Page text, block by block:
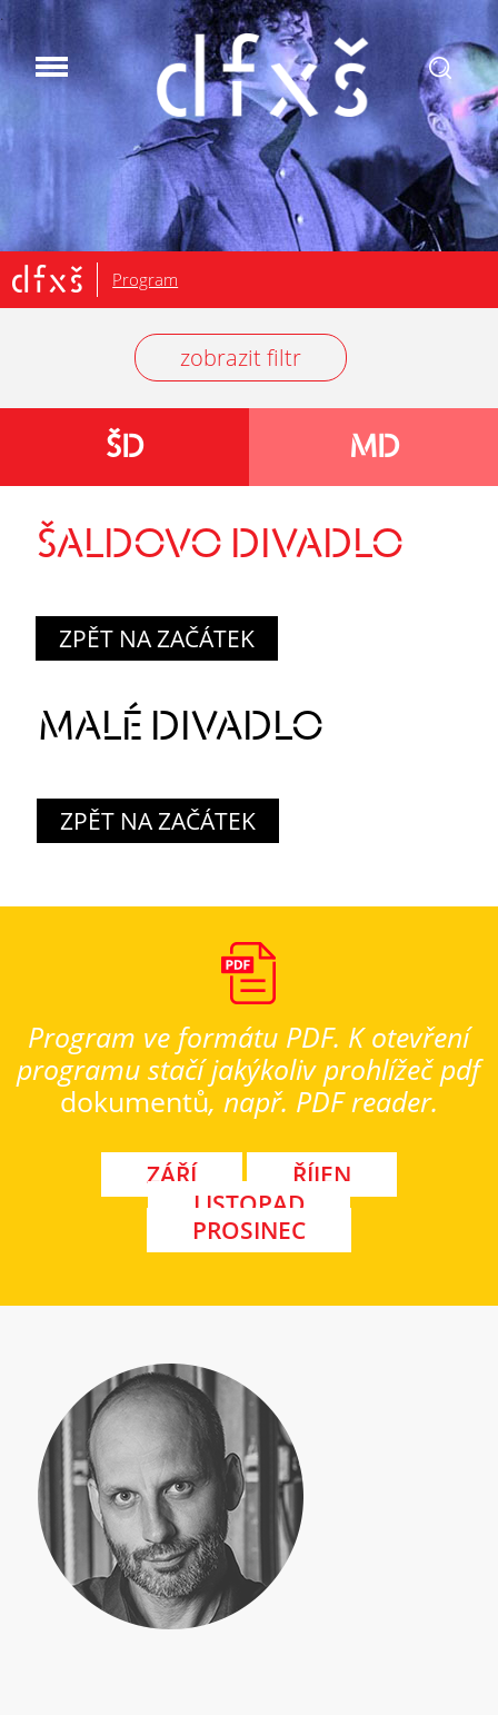
.
Program
zobrazit filtr
ŠD MD
ŠALDOVO DIVADLO
ZPĚT NA ZAČÁTEK
MALÉ DIVADLO
ZPĚT NA ZAČÁTEK
Program ve formátu PDF. K otevření
programu stačí jakýkoliv prohlížeč pdf
dokumentů, např. PDF reader.
ZÁŘÍ
ŘÍJEN
LISTOPAD
PROSINEC